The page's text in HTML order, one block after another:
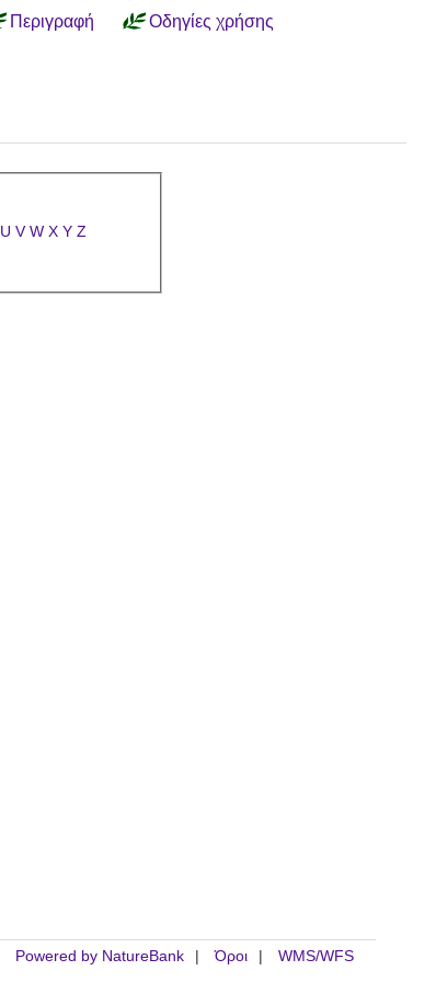
Περιγραφή Οδηγίες χρήσης
U V W X Y Z
Powered by NatureBank Όροι WMS/WFS